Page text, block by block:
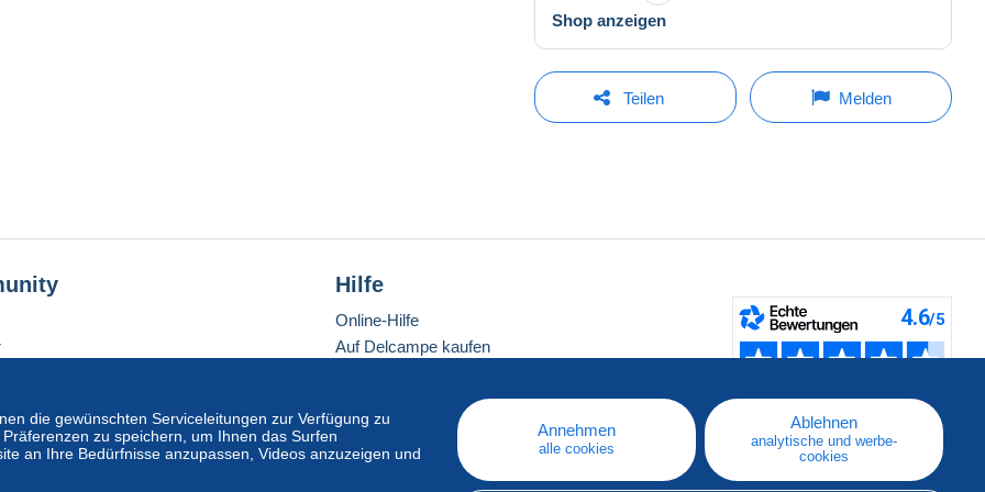
Shop anzeigen
Teilen Melden
die gewünschten Serviceleitungen zur Verfügung zu
zu speichern, um Ihnen das Surfen
an Ihre Bedürfnisse anzupassen, Videos anzuzeigen und
Annehmen
alle cookies
Ablehnen
analytische und werbe-
cookies
Hilfe
Online-Hilfe
Auf Delcampe kaufen
Eine sichere Website